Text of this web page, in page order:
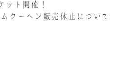
ット開催！
クーヘン販売休止について